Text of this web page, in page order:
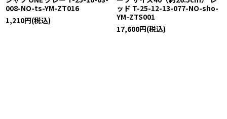
008-NO-ts-YM-ZT016
1,210円(税込)
ッド T-25-12-13-077-NO-sho-
YM-ZTS001
17,600円(税込)